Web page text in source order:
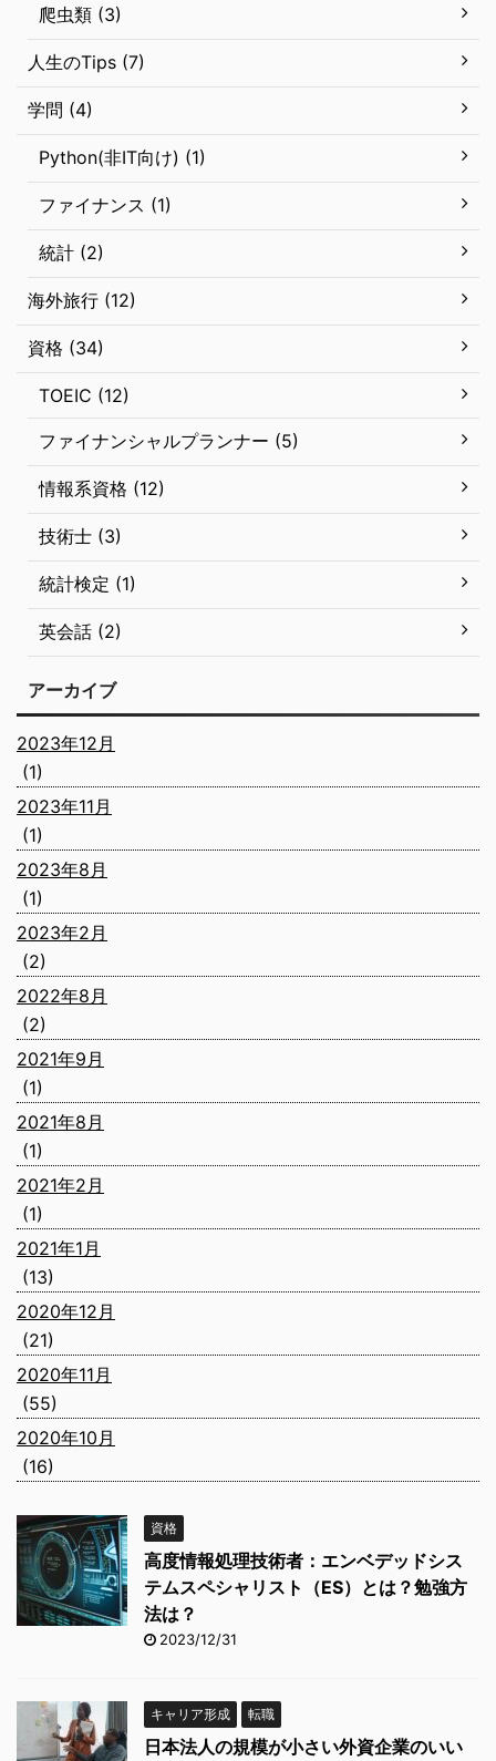
爬虫類 (3)
人生のTips (7)
学問 (4)
Python(非IT向け) (1)
ファイナンス (1)
統計 (2)
海外旅行 (12)
資格 (34)
TOEIC (12)
ファイナンシャルプランナー (5)
情報系資格 (12)
技術士 (3)
統計検定 (1)
英会話 (2)
アーカイブ
2023年12月
(1)
2023年11月
(1)
2023年8月
(1)
2023年2月
(2)
2022年8月
(2)
2021年9月
(1)
2021年8月
(1)
2021年2月
(1)
2021年1月
(13)
2020年12月
(21)
2020年11月
(55)
2020年10月
(16)
資格
高度情報処理技術者：エンベデッドシス
テムスペシャリスト（ES）とは？勉強方
法は？
2023/12/31
キャリア形成 転職
日本法人の規模が小さい外資企業のいい